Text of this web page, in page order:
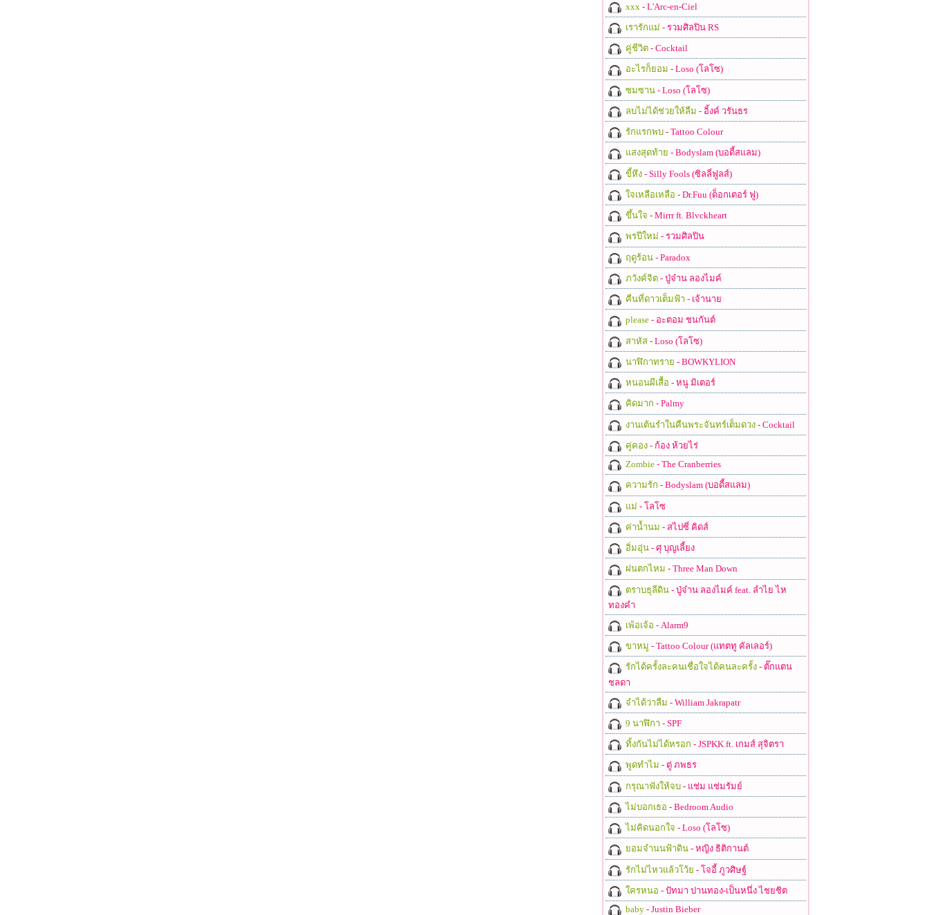
xxx - L'Arc-en-Ciel
เรารักแม่ - รวมศิลปิน RS
คู่ชีวิต- Cocktail
อะไรก็ยอม - Loso (โลโซ)
ซมซาน- Loso (โลโซ)
ลบไม่ได้ช่วยให้ลืม - อิ้งค์ วรันธร
รักแรกพบ- Tattoo Colour
แสงสุดท้าย - Bodyslam (บอดี้สแลม)
ขี้หึง- Silly Fools (ซิลลี่ฟูลส์)
ใจเหลือเหลือ - Dr.Fuu (ด็อกเตอร์ ฟู)
ขึ้นใจ - Mirrr ft. Blvckheart
พรปีใหม่ - รวมศิลปิน
ฤดูร้อน- Paradox
ภวังค์จิต- ปู่จ๋าน ลองไมค์
คืนที่ดาวเต็มฟ้า - เจ้านาย
please- อะตอม ชนกันต์
สาหัส- Loso (โลโซ)
นาฬิกาทราย - BOWKYLION
หนอนผีเสื้อ - หนู มิเตอร์
คิดมาก - Palmy
งานเต้นรำในคืนพระจันทร์เต็มดวง- Cocktail
คู่คอง- ก้อง ห้วยไร่
Zombie- The Cranberries
ความรัก - Bodyslam (บอดี้สแลม)
แม่ - โลโซ
ค่าน้ำนม - สไปซี่ คิดส์
อิ่มอุ่น- ศุ บุญเลี้ยง
ฝนตกไหม - Three Man Down
ตราบธุลีดิน- ปู่จ๋าน ลองไมค์ feat. ลำไย ไห
ทองคำ
เพ้อเจ้อ - Alarm9
ขาหมู - Tattoo Colour (แทตทู คัลเลอร์)
รักได้ครั้งละคนเชื่อใจได้คนละครั้ง- ตั๊กแตน
ชลดา
จำได้ว่าลืม - William Jakrapatr
9 นาฬิกา - SPF
ทิ้งกันไม่ได้หรอก - JSPKK ft. เกมส์ สุจิตรา
พูดทำไม - ตู่ ภพธร
กรุณาฟังให้จบ- แช่ม แช่มรัมย์
ไม่บอกเธอ - Bedroom Audio
ไม่คิดนอกใจ - Loso (โลโซ)
ยอมจำนนฟ้าดิน- หญิง ธิติกานต์
รักไม่ไหวแล้วโว้ย - โจอี้ ภูวศิษฐ์
ใครหนอ - ปัทมา ปานทอง-เป็นหนึ่ง ไชยชิต
baby- Justin Bieber